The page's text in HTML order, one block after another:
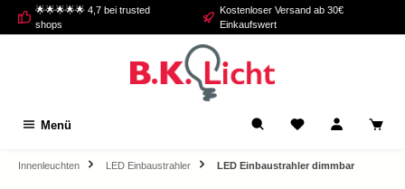
springen
🌟🌟🌟🌟🌟 4,7 bei trusted
shops
Kostenloser Versand ab 30€
Einkaufswert
Menü
Innenleuchten LED Einbaustrahler LED Einbaustrahler dimmbar